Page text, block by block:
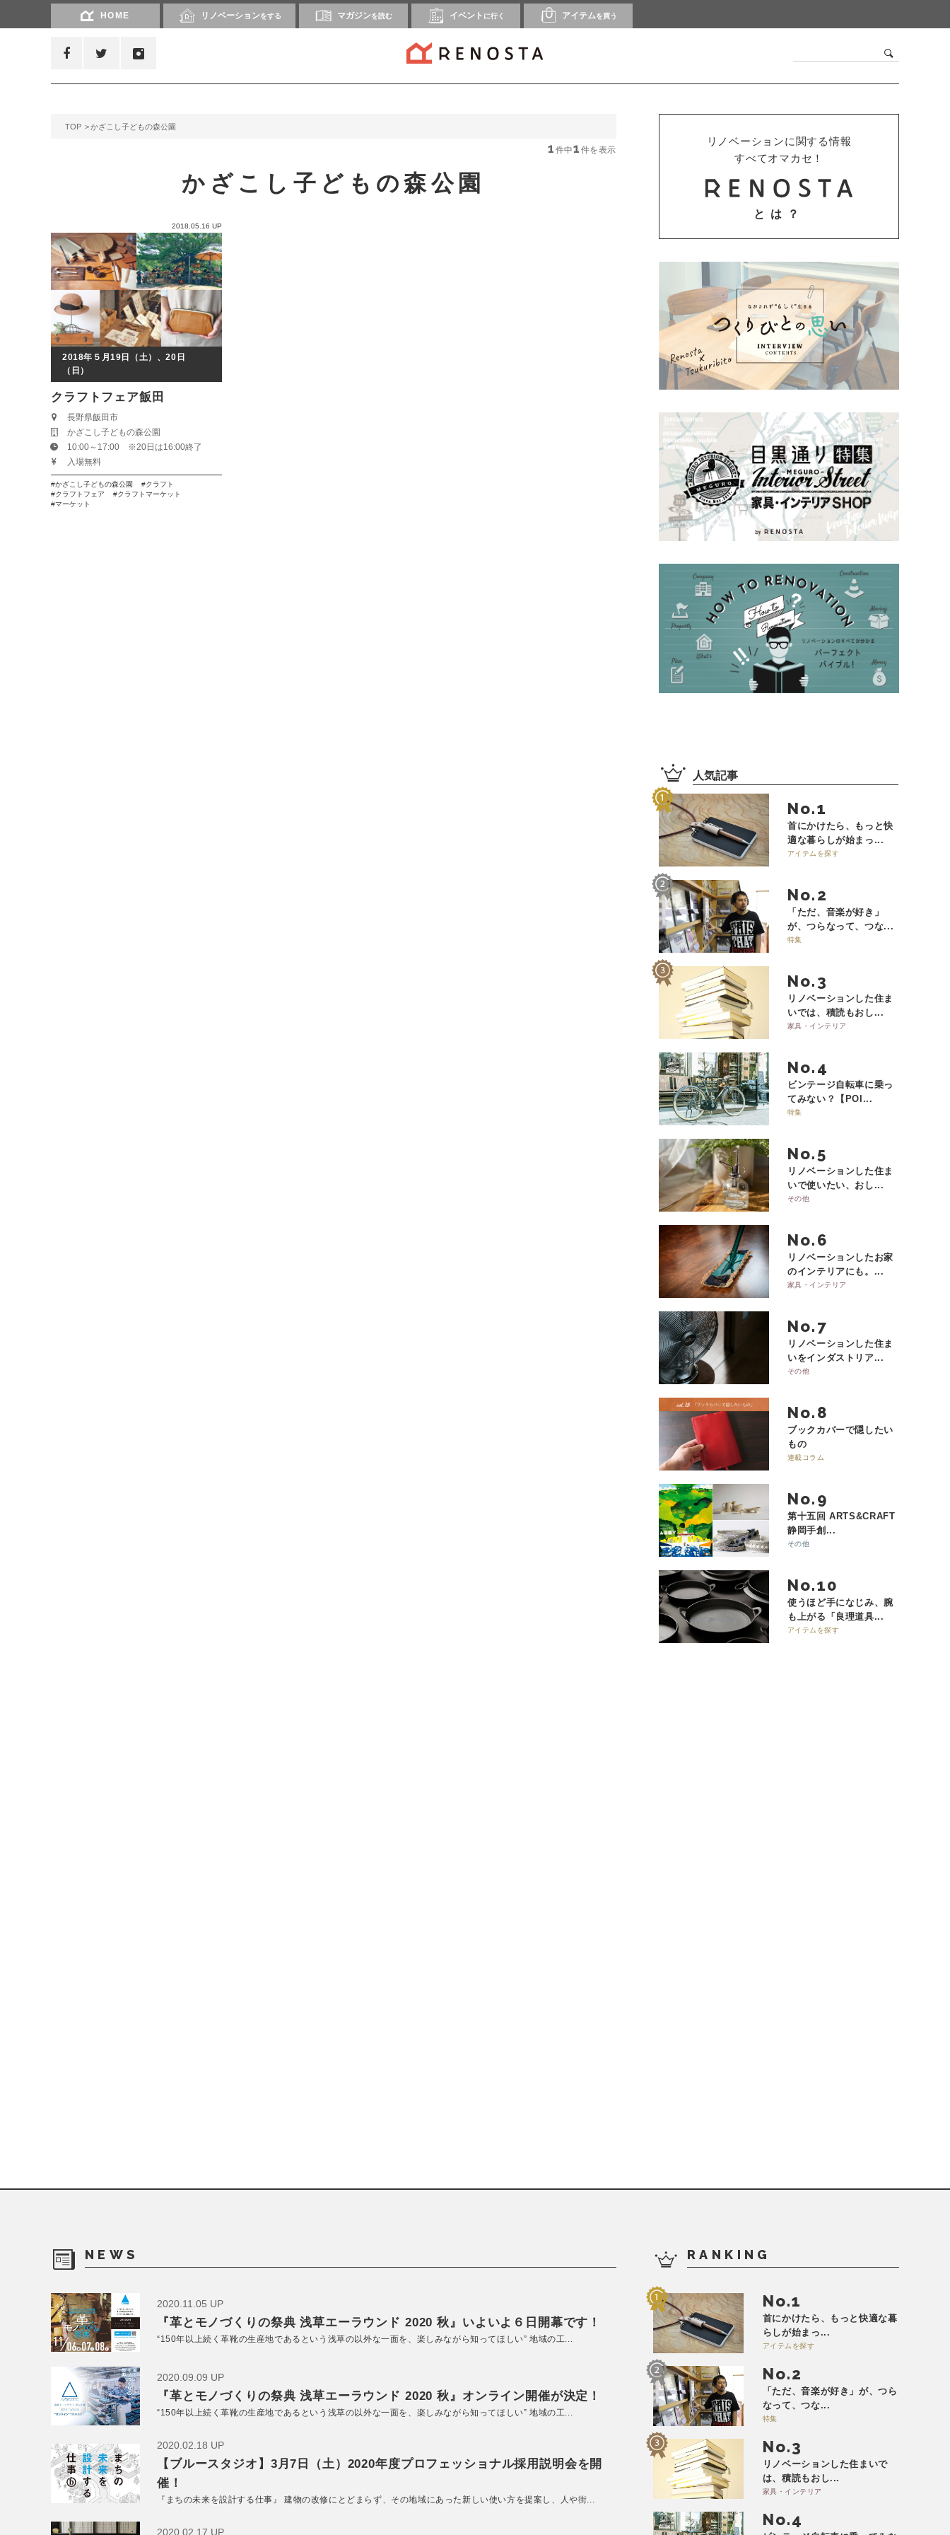
HOME リノベーションをする マガジンを読む イベント に行く アイテムを買う
TOP かざこし子どもの森公園
1 件中1 件を表示
かざこし子どもの森公園
2018.05.16 UP
2018年５月19日（土）、20日
（日）
クラフトフェア飯田
長野県飯田市
かざこし子どもの森公園
10:00～17:00 ※20日は16:00終了
入場無料
かざこし子どもの森公園
クラフト
クラフトフェア
クラフトマーケット
マーケット
リノベーションに関する情報
すべてオマカセ！
とは？
人気記事
No.
首にかけたら、もっと快
適な暮らしが始まっ...
アイテムを探す
No.
「ただ、音楽が好き」
が、つらなって、つな...
特集
No.
リノベーションした住ま
いでは、積読もおし...
家具・インテリア
No.
ビンテージ自転車に乗っ
てみない？【POI...
特集
No.
リノベーションした住ま
いで使いたい、おし...
その他
No.
リノベーションしたお家
のインテリアにも。...
家具・インテリア
No.
リノベーションした住ま
いをインダストリア...
その他
No.
ブックカバーで隠したい
もの
連載コラム
No.
第十五回 ARTS&CRAFT
静岡手創...
その他
No.
使うほど手になじみ、腕
も上がる「良理道具...
アイテムを探す
NEWS
2020.11.05 UP
『革とモノづくりの祭典 浅草エーラウンド 2020 秋』いよいよ６日開幕です！
“150年以上続く革靴の生産地であるという浅草の以外な一面を、楽しみながら知ってほしい” 地域の工...
2020.09.09 UP
『革とモノづくりの祭典 浅草エーラウンド 2020 秋』オンライン開催が決定！
“150年以上続く革靴の生産地であるという浅草の以外な一面を、楽しみながら知ってほしい” 地域の工...
2020.02.18 UP
【ブルースタジオ】3月7日（土）2020年度プロフェッショナル採用説明会を開
催！
『まちの未来を設計する仕事』 建物の改修にとどまらず、その地域にあった新しい使い方を提案し、人や街...
2020.02.17 UP
RANKING
No.
首にかけたら、もっと快適な暮
らしが始まっ...
アイテムを探す
No.
「ただ、音楽が好き」が、つら
なって、つな...
特集
No.
リノベーションした住まいで
は、積読もおし...
家具・インテリア
No.